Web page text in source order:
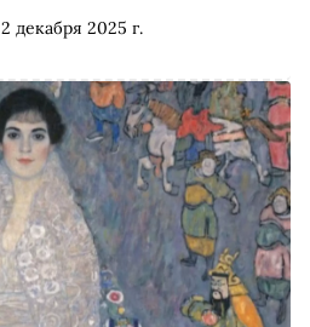
2 декабря 2025 г.